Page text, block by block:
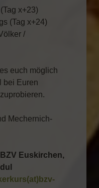
x+23)
(Tag x+24)
/
euch möglich
bei Euren
Mechernich-
Euskirchen,